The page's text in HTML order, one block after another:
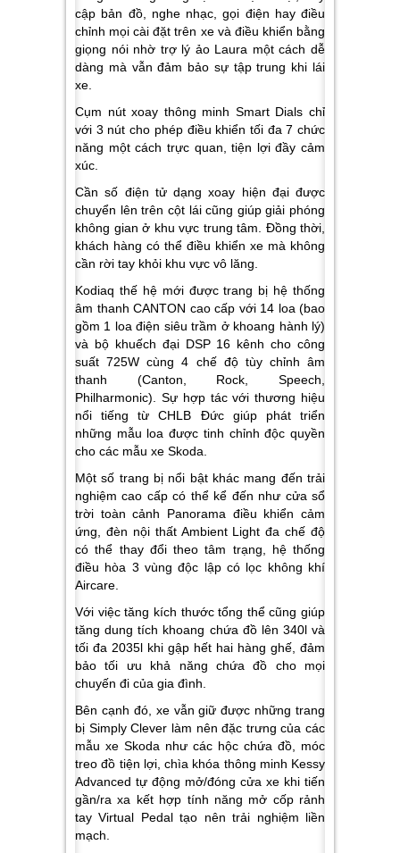
cập bản đồ, nghe nhạc, gọi điện hay điều
chỉnh mọi cài đặt trên xe và điều khiển bằng
giọng nói nhờ trợ lý ảo Laura một cách dễ
dàng mà vẫn đảm bảo sự tập trung khi lái
xe.
Cụm nút xoay thông minh Smart Dials chỉ
với 3 nút cho phép điều khiển tối đa 7 chức
năng một cách trực quan, tiện lợi đầy cảm
xúc.
Cần số điện tử dạng xoay hiện đại được
chuyển lên trên cột lái cũng giúp giải phóng
không gian ở khu vực trung tâm. Đồng thời,
khách hàng có thể điều khiển xe mà không
cần rời tay khỏi khu vực vô lăng.
Kodiaq thế hệ mới được trang bị hệ thống
âm thanh CANTON cao cấp với 14 loa (bao
gồm 1 loa điện siêu trầm ở khoang hành lý)
và bộ khuếch đại DSP 16 kênh cho công
suất 725W cùng 4 chế độ tùy chỉnh âm
thanh (Canton, Rock, Speech,
Philharmonic). Sự hợp tác với thương hiệu
nổi tiếng từ CHLB Đức giúp phát triển
những mẫu loa được tinh chỉnh độc quyền
cho các mẫu xe Skoda.
Một số trang bị nổi bật khác mang đến trải
nghiệm cao cấp có thể kể đến như cửa sổ
trời toàn cảnh Panorama điều khiển cảm
ứng, đèn nội thất Ambient Light đa chế độ
có thể thay đổi theo tâm trạng, hệ thống
điều hòa 3 vùng độc lập có lọc không khí
Aircare.
Với việc tăng kích thước tổng thể cũng giúp
tăng dung tích khoang chứa đồ lên 340l và
tối đa 2035l khi gập hết hai hàng ghế, đảm
bảo tối ưu khả năng chứa đồ cho mọi
chuyến đi của gia đình.
Bên cạnh đó, xe vẫn giữ được những trang
bị Simply Clever làm nên đặc trưng của các
mẫu xe Skoda như các hộc chứa đồ, móc
treo đồ tiện lợi, chìa khóa thông minh Kessy
Advanced tự động mở/đóng cửa xe khi tiến
gần/ra xa kết hợp tính năng mở cốp rảnh
tay Virtual Pedal tạo nên trải nghiệm liền
mạch.